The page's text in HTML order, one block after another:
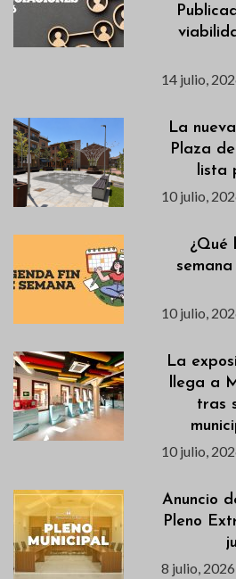
14 julio,
La
Plaza
lista
10 julio,
¿Qué
10 julio,
La
llega a
tras
10 julio,
Anuncio
Pleno
8 julio, 2026